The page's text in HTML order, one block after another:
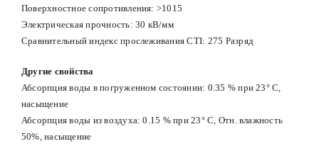
Поверхностное сопротивления: >1015
Электрическая прочность: 30 кВ/мм
Сравнительный индекс прослеживания CTI: 275 Разряд
Другие свойства
Абсорпция воды в погруженном состоянии: 0.35 % при 23° С,
насыщение
Абсорпция воды из воздуха: 0.15 % при 23° С, Отн. влажность
50%, насыщение